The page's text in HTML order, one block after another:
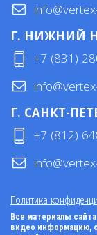
Г. НИЖНИЙ
+7 (831)
Г. САНКТ-
+7 (812)
Политика
Все материалы сайта
видео информацию,